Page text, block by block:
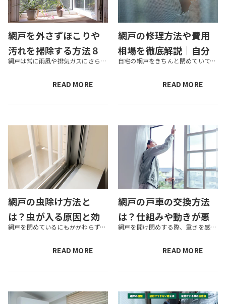
網戸を外さずほこりや
汚れを掃除する方法８
選！頻度や適した季節網戸は常に雨風や排気ガスにさらされ、汚れやすい部分です。網戸を外すのも手間がかかるため、つい後回しにしがちですが、近くで見るとほこりや汚れが付いているのがわかります。時間が経過するとほこりが固まって落ちにくくなるため、定...
READ MORE
網戸の修理方法や費用
相場を徹底解説｜自分
で行うべきか業者に依
頼するべきか判断する
自宅の網戸をきちんと閉めていても、虫や土埃が入るようになってきていませんか？もし虫や土埃が入っている場合は、網戸に穴が開いたり隙間が開いたりしている可能性があります。網戸が機能しないことにより、新鮮な外の空気を取り入れる...
READ MORE
網戸の虫除け方法と
は？虫が入る原因と効
果的な対策
網戸を閉めているにもかかわらず、室内で小さな虫を見つけて不快な思いをした経験がある方は多いでしょう。特に、コバエや小さな羽虫は、いつの間にか入り込んでいるケースも少なくありません。 網戸が破れていない場合でも、窓との位置...
READ MORE
網戸の戸車の交換方法
は？仕組みや動きが悪
いときの対処法・交換網戸を開け閉めする際、重さを感じたり異音がしたりするなど、動作に不具合を感じている方もいるのではないでしょうか。 その原因は、レールの汚れや戸車の劣化、高さのズレかもしれません。こうした不具合は、レールの掃除や戸車の高さ...
READ MORE